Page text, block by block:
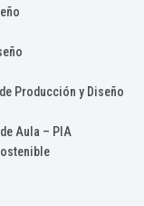
Producción y Diseño
Aula – PIA